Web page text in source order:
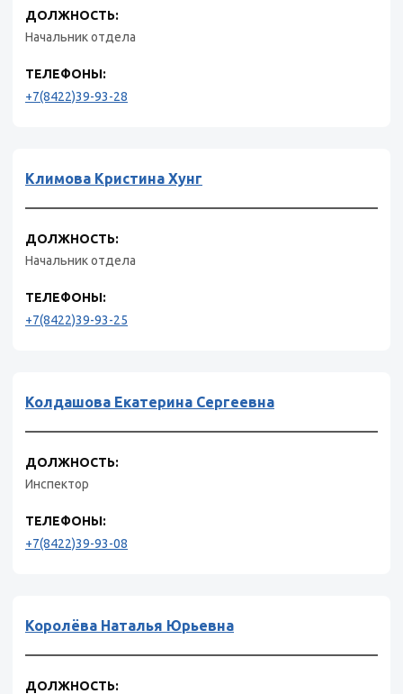
ДОЛЖНОСТЬ:
Начальник отдела
ТЕЛЕФОНЫ:
+7(8422)39-93-28
Климова Кристина Хунг
ДОЛЖНОСТЬ:
Начальник отдела
ТЕЛЕФОНЫ:
+7(8422)39-93-25
Колдашова Екатерина Сергеевна
ДОЛЖНОСТЬ:
Инспектор
ТЕЛЕФОНЫ:
+7(8422)39-93-08
Королёва Наталья Юрьевна
ДОЛЖНОСТЬ: